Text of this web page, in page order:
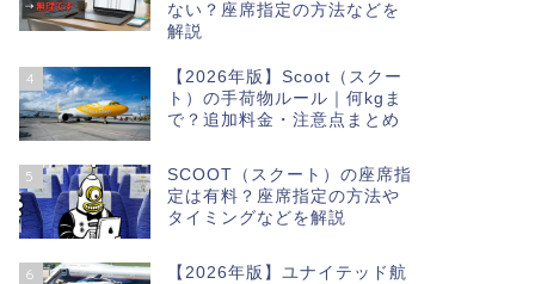
ない？座席指定の方法などを
解説
4
【2026年版】Scoot（スクー
ト）の手荷物ルール｜何kgま
で？追加料金・注意点まとめ
5
SCOOT（スクート）の座席指
定は有料？座席指定の方法や
タイミングなどを解説
6
【2026年版】ユナイテッド航